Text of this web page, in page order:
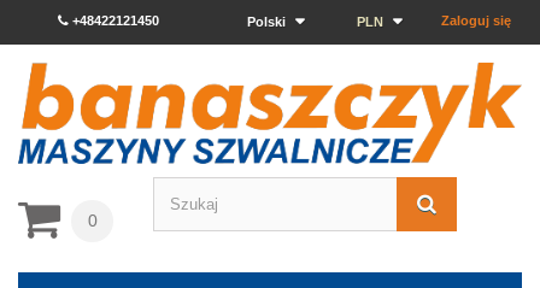
Zaloguj się
PLN
Polski
+48422121450
0